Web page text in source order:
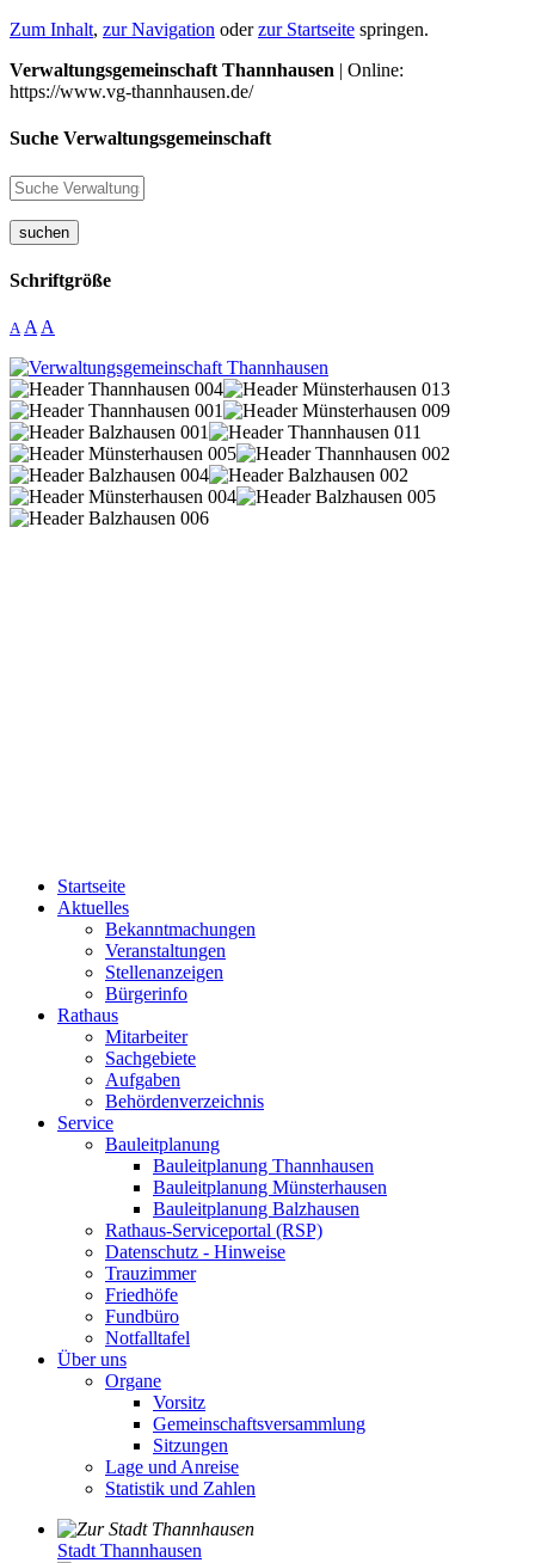
Zum Inhalt, zur Navigation oderzur Startseite springen.
Verwaltungsgemeinschaft Thannhausen | Online:
https://www.vg-thannhausen.de/
Suche Verwaltungsgemeinschaft
suchen
Schriftgröße
A A A
Startseite
Aktuelles
Bekanntmachungen
Veranstaltungen
Stellenanzeigen
Bürgerinfo
Rathaus
Mitarbeiter
Sachgebiete
Aufgaben
Behördenverzeichnis
Service
Bauleitplanung
Bauleitplanung Thannhausen
Bauleitplanung Münsterhausen
Bauleitplanung Balzhausen
Rathaus-Serviceportal (RSP)
Datenschutz - Hinweise
Trauzimmer
Friedhöfe
Fundbüro
Notfalltafel
Über uns
Organe
Vorsitz
Gemeinschaftsversammlung
Sitzungen
Lage und Anreise
Statistik und Zahlen
Stadt Thannhausen